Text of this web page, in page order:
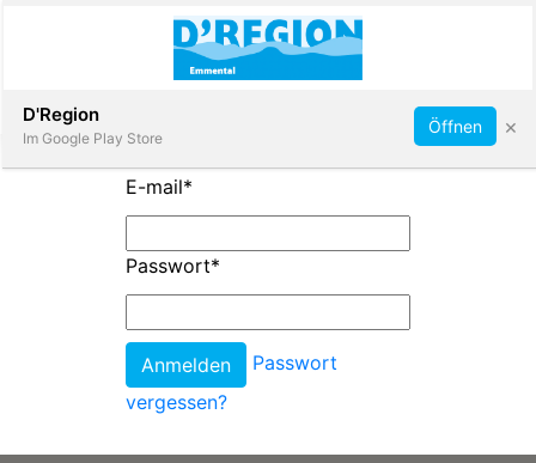
Abonnieren
E-mail*
Passwort*
Passwort
vergessen?
D'Region
Im Google Play Store
Öffnen ×